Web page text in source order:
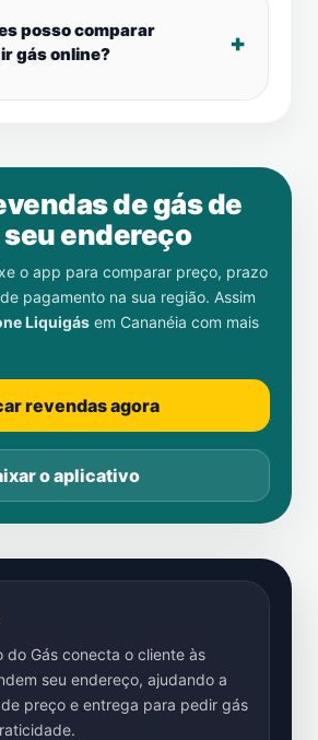
posso comparar
gás online?
de gás de
endereço
o app para comparar preço, prazo
pagamento na sua região. Assim
Liquigás em Cananéia com mais
revendas agora
o aplicativo
do Gás conecta o cliente às
seu endereço, ajudando a
preço e entrega para pedir gás